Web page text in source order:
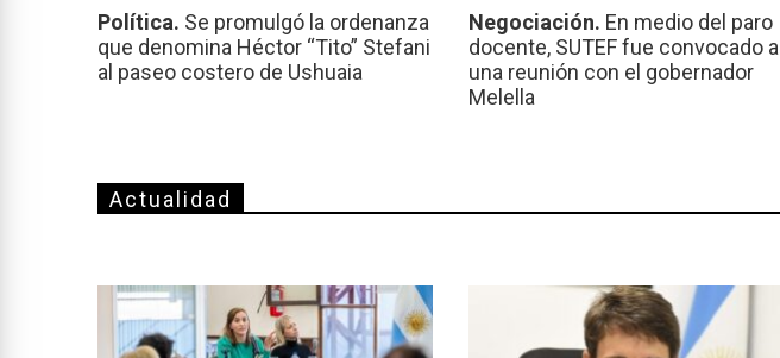
Política. Se promulgó la ordenanza
que denomina Héctor “Tito” Stefani
al paseo costero de Ushuaia
Negociación. En medio del paro
docente, SUTEF fue convocado a
una reunión con el gobernador
Melella
Actualidad